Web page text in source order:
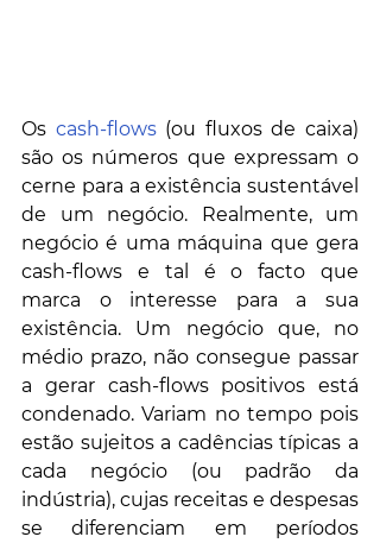
Os cash-flows (ou fluxos de caixa)
são os números que expressam o
cerne para a existência sustentável
de um negócio. Realmente, um
negócio é uma máquina que gera
cash-flows e tal é o facto que
marca o interesse para a sua
existência. Um negócio que, no
médio prazo, não consegue passar
a gerar cash-flows positivos está
condenado. Variam no tempo pois
estão sujeitos a cadências típicas a
cada negócio (ou padrão da
indústria), cujas receitas e despesas
se diferenciam em períodos